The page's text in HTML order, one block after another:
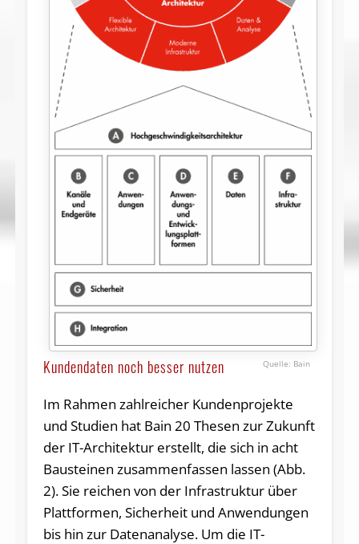
Bain
Kundendaten noch besser nutzen
Im Rahmen zahlreicher Kundenprojekte
und Studien hat Bain 20 Thesen zur Zukunft
der IT-Architektur erstellt, die sich in acht
Bausteinen zusammenfassen lassen (Abb.
2). Sie reichen von der Infrastruktur über
Plattformen, Sicherheit und Anwendungen
bis hin zur Datenanalyse. Um die IT-